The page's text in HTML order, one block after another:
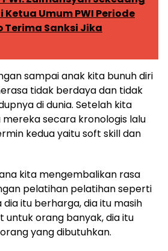
Umum PWI Periode
Terima Sanksi Jika
sampai anak kita bunuh diri
tidak berdaya dan tidak
di dunia. Setelah kita
secara kronologis lalu
kedua yaitu soft skill dan
kita mengembalikan rasa
pelatihan pelatihan seperti
itu berharga, dia itu masih
orang banyak, dia itu
yang dibutuhkan.